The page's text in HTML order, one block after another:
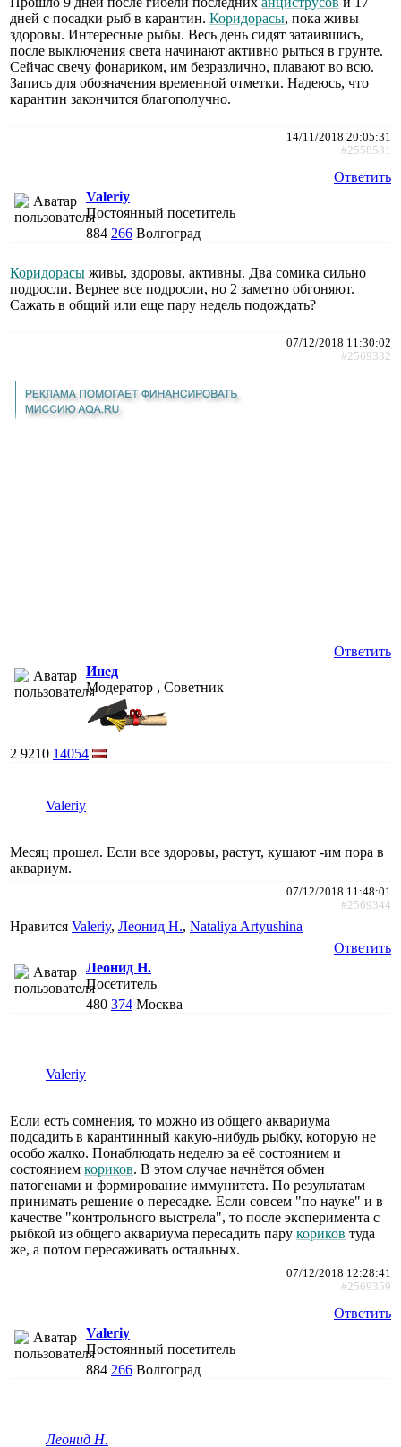
дней с посадки рыб в карантин. Коридорасы, пока живы
здоровы. Интересные рыбы. Весь день сидят затаившись,
после выключения света начинают активно рыться в грунте.
Сейчас свечу фонариком, им безразлично, плавают во всю.
Запись для обозначения временной отметки. Надеюсь, что
карантин закончится благополучно.
14/11/2018 20:05:31
#2558581
Ответить
Valeriy
Постоянный посетитель
884 266 Волгоград
Коридорасы живы, здоровы, активны. Два сомика сильно
подросли. Вернее все подросли, но 2 заметно обгоняют.
Сажать в общий или еще пару недель подождать?
07/12/2018 11:30:02
#2569332
Ответить
Инед
Модератор , Советник
2 9210 14054
Valeriy
Месяц прошел. Если все здоровы, растут, кушают -им пора в
аквариум.
07/12/2018 11:48:01
#2569344
Нравится Valeriy, Леонид Н., Nataliya Artyushina
Ответить
Леонид Н.
Посетитель
480 374 Москва
Valeriy
Если есть сомнения, то можно из общего аквариума
подсадить в карантинный какую-нибудь рыбку, которую не
особо жалко. Понаблюдать неделю за её состоянием и
состоянием кориков. В этом случае начнётся обмен
патогенами и формирование иммунитета. По результатам
принимать решение о пересадке. Если совсем "по науке" и в
качестве "контрольного выстрела", то после эксперимента с
рыбкой из общего аквариума пересадить пару кориков туда
же, а потом пересаживать остальных.
07/12/2018 12:28:41
#2569359
Ответить
Valeriy
Постоянный посетитель
884 266 Волгоград
Леонид Н.